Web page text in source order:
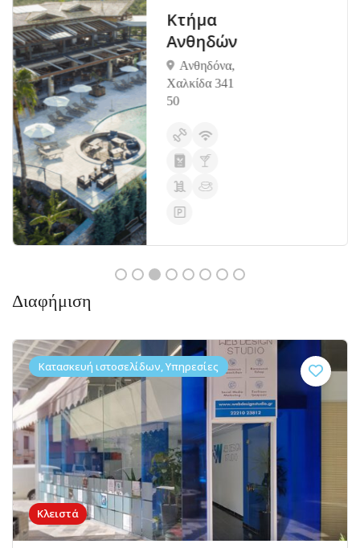
Κτήμα
Ανθηδών
Ανθηδόνα,
Χαλκίδα 341
50
Διαφήμιση
Κλειστά
Κατασκευή ιστοσελίδων, Υπηρεσίες